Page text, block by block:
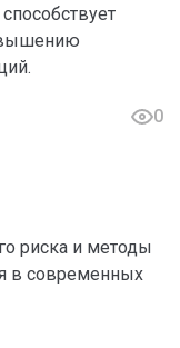
0
риска и методы
в современных